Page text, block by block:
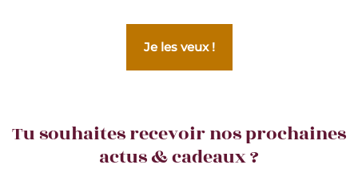
Je les veux !
Tu souhaites recevoir nos prochaines
actus & cadeaux ?